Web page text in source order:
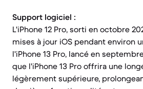
Support logiciel :
L'iPhone 12 Pro, sorti en octobre
mises à jour iOS pendant environ
l'iPhone 13 Pro, lancé en
que l'iPhone 13 Pro offrira une
légèrement supérieure,